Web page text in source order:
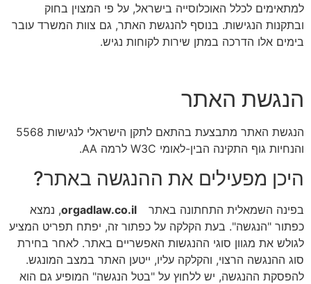
למתאימים לכלל האוכלוסייה בישראל, על פי המצוין בחוק
ובתקנות הנגישות. בנוסף להנגשת האתר, גם צוות המשרד עובר
בימים אלו הדרכה במתן שירות לקוחות נגיש.
הנגשת האתר
הנגשת האתר מתבצעת בהתאם לתקן הישראלי לנגישות 5568
והנחיות גוף התקינה הבין-לאומי W3C לרמה AA.
היכן מפעילים את ההנגשה באתר?
בפינה השמאלית התחתונה באתר
, נמצא
כפתור "הנגשה". בעת הקלקה על כפתור זה, יפתח תפריט המציע
לגולש את מגוון סוגי ההנגשות האפשריים באתר. לאחר בחירת
סוג ההנגשה הרצוי, והקלקה עליו, ייטען האתר במצב המונגש.
להפסקת ההנגשה, יש ללחוץ על "בטל הנגשה" המופיע גם הוא